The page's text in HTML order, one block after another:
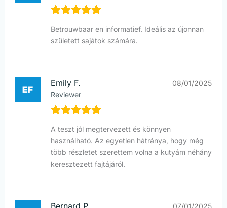
Betrouwbaar en informatief. Ideális az újonnan
született sajátok számára.
Emily F.
Reviewer
08/01/2025
A teszt jól megtervezett és könnyen
használható. Az egyetlen hátránya, hogy még
több részletet szerettem volna a kutyám néhány
keresztezett fajtájáról.